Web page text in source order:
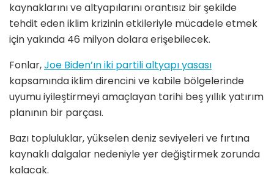
kaynaklarını ve altyapılarını orantısız bir şekilde
tehdit eden iklim krizinin etkileriyle mücadele etmek
için yakında 46 milyon dolara erişebilecek.
Fonlar,Joe Biden’ın iki partili altyapı yasası
kapsamında iklim direncini ve kabile bölgelerinde
uyumu iyileştirmeyi amaçlayan tarihi beş yıllık yatırım
planının bir parçası.
Bazı topluluklar, yükselen deniz seviyeleri ve fırtına
kaynaklı dalgalar nedeniyle yer değiştirmek zorunda
kalacak.